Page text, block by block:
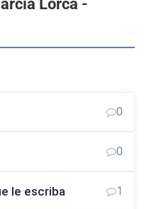
0
0
le escriba 1